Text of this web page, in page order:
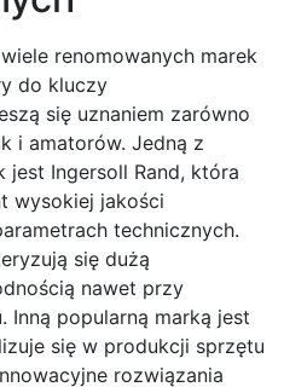
renomowanych marek
do kluczy
się uznaniem zarówno
i amatorów. Jedną z
jest Ingersoll Rand, która
wysokiej jakości
technicznych.
się dużą
nawet przy
Inną popularną marką jest
się w produkcji sprzętu
rozwiązania